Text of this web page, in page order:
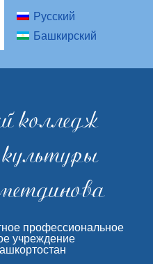
Русский
Башкирский
колледж
культуры
профессиональное
учреждение